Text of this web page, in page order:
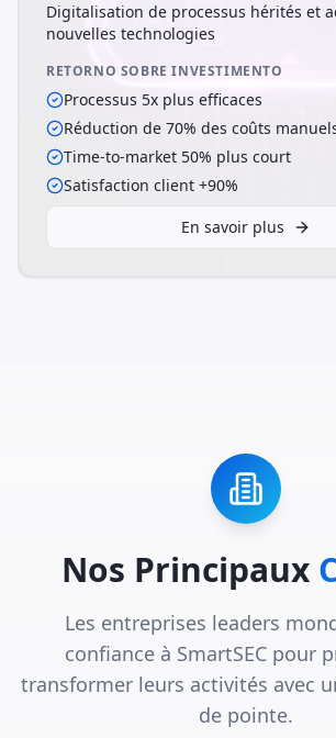
Digitalisation de processus hérités et
nouvelles technologies
RETORNO SOBRE INVESTIMENTO
Processus 5x plus efficaces
Réduction de 70% des coûts
Time-to-market 50% plus court
Satisfaction client +90%
En savoir plus
Nos Principaux
Les entreprises leaders
confiance à SmartSEC pour
transformer leurs activités avec
de pointe.